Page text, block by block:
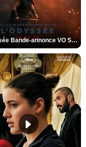
L'Odyssée Bande-annonce VO STFR